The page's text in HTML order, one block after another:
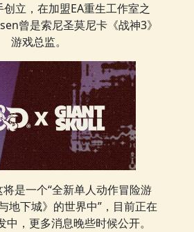
立，在加盟EA重生工作室之
曾是索尼圣莫尼卡《战神3》
游戏总监。
是一个“全新单人动作冒险游
地下城》的世界中”，目前正在
中，更多消息晚些时候公开。